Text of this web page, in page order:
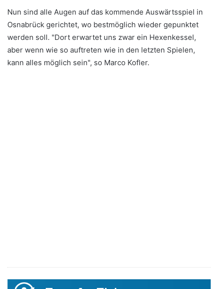
Nun sind alle Augen auf das kommende Auswärtsspiel in
Osnabrück gerichtet, wo bestmöglich wieder gepunktet
werden soll. "Dort erwartet uns zwar ein Hexenkessel,
aber wenn wie so auftreten wie in den letzten Spielen,
kann alles möglich sein", so Marco Kofler.